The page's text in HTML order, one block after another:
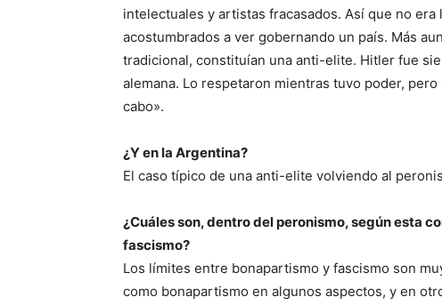
intelectuales y artistas fracasados. Así que no
acostumbrados a ver gobernando un país. Más
tradicional, constituían una anti-elite. Hitler fue
alemana. Lo respetaron mientras tuvo poder,
cabo».
¿Y en la Argentina?
El caso típico de una anti-elite volviendo al
¿Cuáles son, dentro del peronismo, según esta
fascismo?
Los límites entre bonapartismo y fascismo son
como bonapartismo en algunos aspectos, y en